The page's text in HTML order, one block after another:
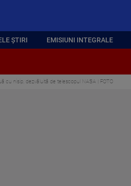
ȘTIRI EMISIUNI INTEGRALE
cu nisip, dezvăluită de telescopul NASA | FOTO